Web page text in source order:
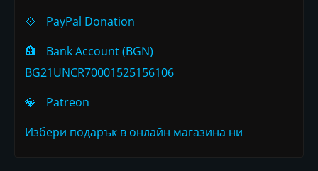
💠
PayPal Donation
🏦
Bank Account (BGN)
BG21UNCR70001525156106
💎
Patreon
Избери подарък в онлайн магазина ни